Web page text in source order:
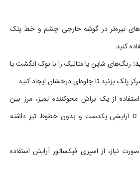
تیره‌تر در گوشه خارجی چشم و خط پلک
کنید.
رنگ‌های شاین یا متالیک را با نوک انگشت یا
پلک بزنید تا جلوه‌ای درخشان ایجاد کنید.
استفاده از یک براش محوکننده تمیز، مرز بین
تا آرایشی یکدست و بدون خطوط تیز داشته
نیاز، از اسپری فیکساتور آرایش استفاده